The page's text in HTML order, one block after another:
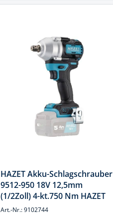
HAZET Akku-Schlagschrauber
9512-950 18V 12,5mm
(1/2Zoll) 4-kt.750 Nm HAZET
Art.-Nr.: 9102744